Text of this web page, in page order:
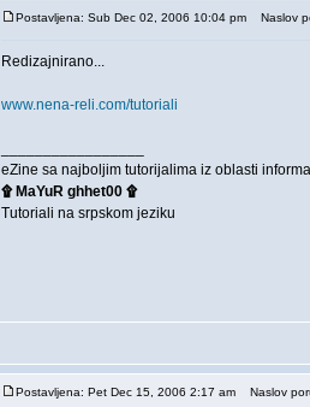
Postavljena: Sub Dec 02, 2006 10:04 pm Naslov
Redizajnirano...
www.nena-reli.com/tutoriali
eZine sa najboljim tutorijalima iz oblasti
۩ MaYuR ghhet00 ۩
Tutoriali na srpskom jeziku
Postavljena: Pet Dec 15, 2006 2:17 am Naslov